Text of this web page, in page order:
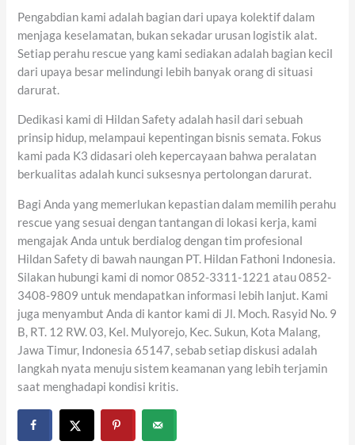
Pengabdian kami adalah bagian dari upaya kolektif dalam
menjaga keselamatan, bukan sekadar urusan logistik alat.
Setiap perahu rescue yang kami sediakan adalah bagian kecil
dari upaya besar melindungi lebih banyak orang di situasi
darurat.
Dedikasi kami di Hildan Safety adalah hasil dari sebuah
prinsip hidup, melampaui kepentingan bisnis semata. Fokus
kami pada K3 didasari oleh kepercayaan bahwa peralatan
berkualitas adalah kunci suksesnya pertolongan darurat.
Bagi Anda yang memerlukan kepastian dalam memilih perahu
rescue yang sesuai dengan tantangan di lokasi kerja, kami
mengajak Anda untuk berdialog dengan tim profesional
Hildan Safety di bawah naungan PT. Hildan Fathoni Indonesia.
Silakan hubungi kami di nomor 0852-3311-1221 atau 0852-
3408-9809 untuk mendapatkan informasi lebih lanjut. Kami
juga menyambut Anda di kantor kami di Jl. Moch. Rasyid No. 9
B, RT. 12 RW. 03, Kel. Mulyorejo, Kec. Sukun, Kota Malang,
Jawa Timur, Indonesia 65147, sebab setiap diskusi adalah
langkah nyata menuju sistem keamanan yang lebih terjamin
saat menghadapi kondisi kritis.